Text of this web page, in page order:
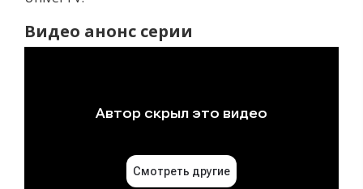
Видео анонс серии